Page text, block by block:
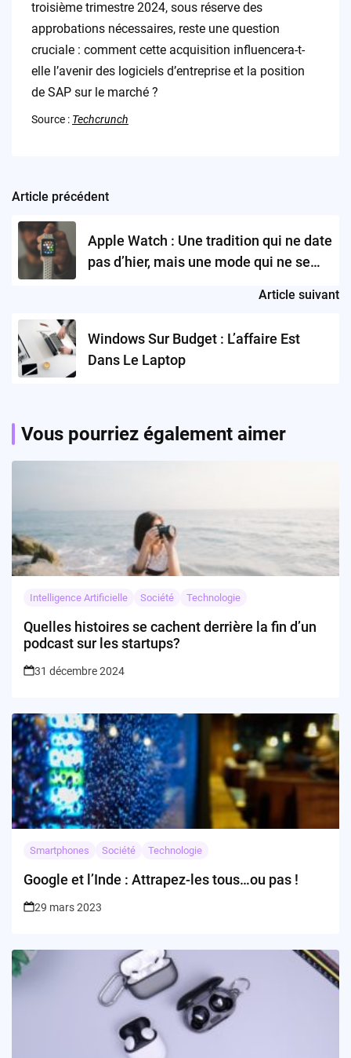
troisième trimestre 2024, sous réserve des
approbations nécessaires, reste une question
cruciale : comment cette acquisition influencera-t-
elle l’avenir des logiciels d’entreprise et la position
de SAP sur le marché ?
Source : Techcrunch
Post
navigation
Article précédent
Apple Watch : Une tradition qui ne date
pas d’hier, mais une mode qui ne se
Article suivant
Windows Sur Budget : L’affaire Est
Dans Le Laptop
Vous pourriez également aimer
Intelligence Artificielle Société Technologie
Quelles histoires se cachent derrière la fin d’un
podcast sur les startups?
31 décembre 2024
Smartphones Société Technologie
Google et l’Inde : Attrapez-les tous…ou pas !
29 mars 2023